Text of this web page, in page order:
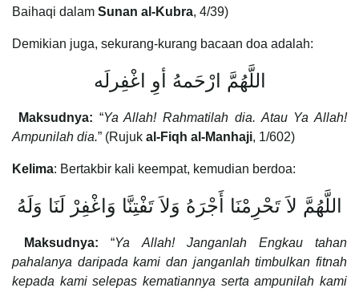
Baihaqi dalam Sunan al-Kubra, 4/39)
Demikian juga, sekurang-kurang bacaan doa adalah:
اللَّهُمَّ ارْحَمهُ أوِ اغْفِرلَه
Maksudnya: “Ya Allah! Rahmatilah dia. Atau Ya Allah!
Ampunilah dia.” (Rujuk al-Fiqh al-Manhaji, 1/602)
Kelima: Bertakbir kali keempat, kemudian berdoa:
اللَّهُمَّ لاَ تَحْرِمْنَا أَجْرَهُ وَلاَ تَفْتِنَّا وَاغْفِرْ لَنَا وَلَهُ
Maksudnya:“Ya Allah! Janganlah Engkau tahan
pahalanya daripada kami dan janganlah timbulkan fitnah
kepada kami selepas kematiannya serta ampunilah kami